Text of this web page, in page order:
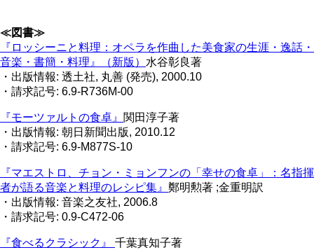
≪図書≫
『ロッシーニと料理：オペラを作曲した美食家の生涯・逸話・
音楽・書簡・料理』（新版） 水谷彰良著
・出版情報: 透土社, 丸善 (発売), 2000.10
・請求記号: 6.9-R736M-00
『モーツァルトの食卓』 関田淳子著
・出版情報: 朝日新聞出版, 2010.12
・請求記号: 6.9-M877S-10
『マエストロ、チョン・ミョンフンの「幸せの食卓」：名指揮
者が語る音楽と料理のレシピ集』 鄭明勲著 ;金重明訳
・出版情報: 音楽之友社, 2006.8
・請求記号: 0.9-C472-06
『食べるクラシック』 千葉真知子著